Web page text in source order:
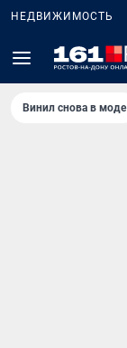
НЕДВИЖИМОСТЬ
Винил снова в моде